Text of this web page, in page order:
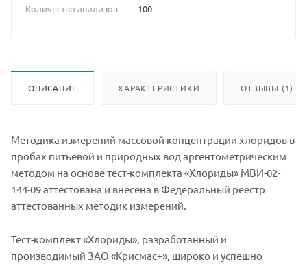
Количество анализов — 100
ОПИСАНИЕ ХАРАКТЕРИСТИКИ ОТЗЫВЫ (1)
Методика измерений массовой концентрации хлоридов в
пробах питьевой и природных вод аргентометрическим
методом на основе тест-комплекта «Хлориды» МВИ-02-
144-09 аттестована и внесена в Федеральный реестр
аттестованных методик измерений.
Тест-комплект «Хлориды», разработанный и
производимый ЗАО «Крисмас+», широко и успешно